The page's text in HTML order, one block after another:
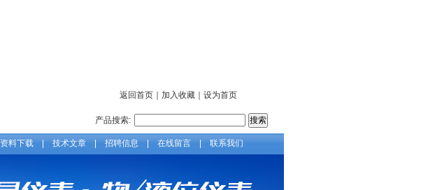
返回首页
加入收藏 设为首页
产品搜索:
资料下载| 技术文章| 招聘信息 在线留言| 联系我们